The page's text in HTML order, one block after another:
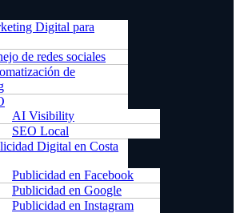
Digital para
de redes sociales
de
AI Visibility
SEO Local
Digital en Costa
Publicidad en Facebook
Publicidad en Google
Publicidad en Instagram